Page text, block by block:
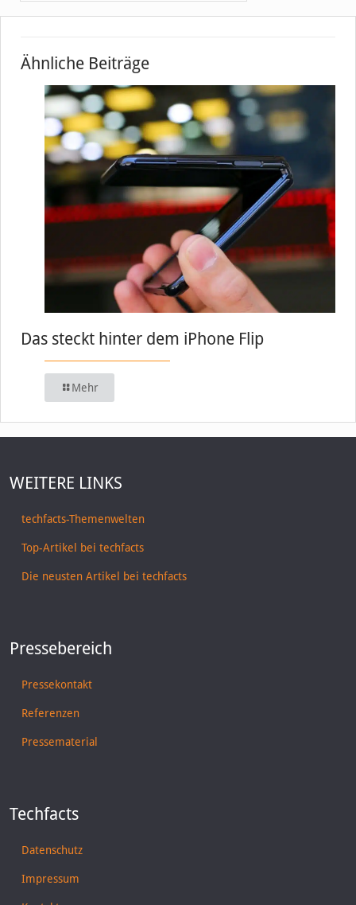
Ähnliche Beiträge
Das steckt hinter dem iPhone Flip
Mehr
WEITERE LINKS
techfacts-Themenwelten
Top-Artikel bei techfacts
Die neusten Artikel bei techfacts
Pressebereich
Pressekontakt
Referenzen
Pressematerial
Techfacts
Datenschutz
Impressum